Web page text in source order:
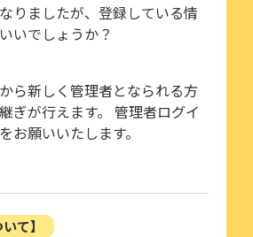
りましたが、登録している情
いでしょうか？
ら新しく管理者となられる方
ぎが行えます。 管理者ログイ
お願いいたします。
て】